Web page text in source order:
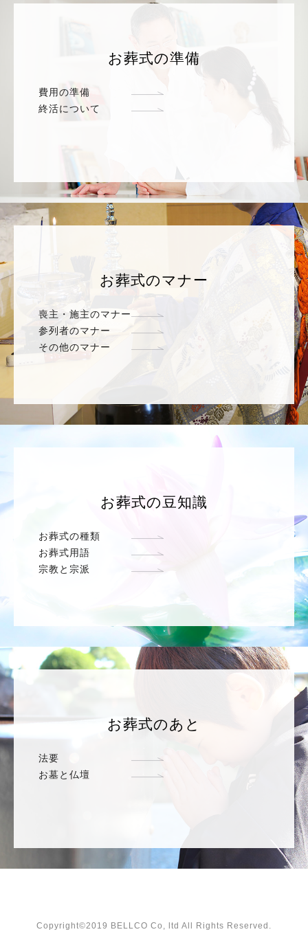
お葬式の準備
費用の準備
終活について
お葬式のマナー
喪主・施主のマナー
参列者のマナー
その他のマナー
お葬式の豆知識
お葬式の種類
お葬式用語
宗教と宗派
お葬式のあと
法要
お墓と仏壇
Copyright©2019 BELLCO Co, ltd All Rights Reserved.